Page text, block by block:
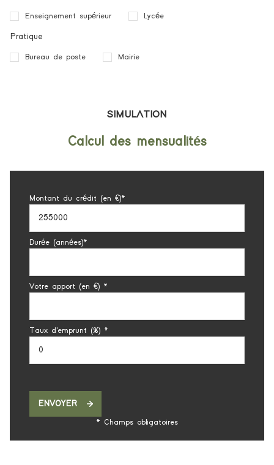
Enseignement supérieur Lycée
Pratique
Bureau de poste Mairie
SIMULATION
Calcul des mensualités
Montant du crédit (en €)*
Durée (années)*
Votre apport (en €) *
Taux d'emprunt (%) *
ENVOYER
* Champs obligatoires